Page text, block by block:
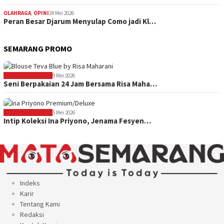
OLAHRAGA, OPINI24 Mei 2026
Peran Besar Djarum Menyulap Como jadi Kl…
SEMARANG PROMO
9 Mei 2026
Seni Berpakaian 24 Jam Bersama Risa Maha…
5 Mei 2026
Intip Koleksi Ina Priyono, Jenama Fesyen…
Indeks
Karir
Tentang Kami
Redaksi